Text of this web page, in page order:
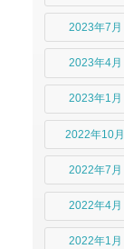
2023年7月
2023年4月
2023年1月
2022年10月
2022年7月
2022年4月
2022年1月